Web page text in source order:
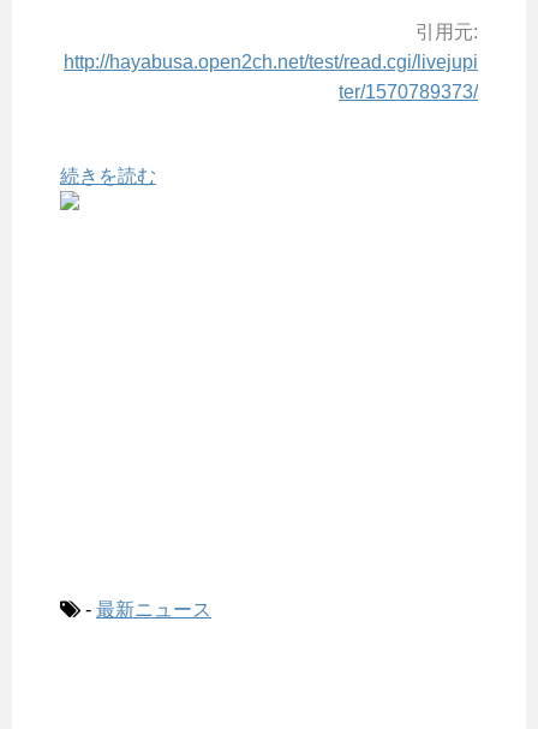
引用元:
http://hayabusa.open2ch.net/test/read.cgi/livejupi
ter/1570789373/
続きを読む
- 最新ニュース